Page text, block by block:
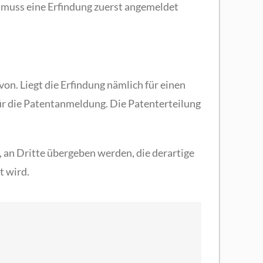
eine Erfindung zuerst angemeldet
Liegt die Erfindung nämlich für einen
die Patentanmeldung. Die Patenterteilung
Dritte übergeben werden, die derartige
wird.